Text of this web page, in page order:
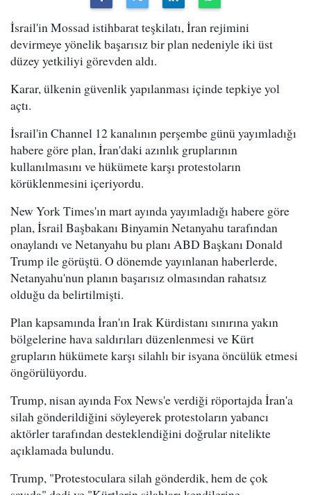
İsrail'in Mossad istihbarat teşkilatı, İran rejimini
devirmeye yönelik başarısız bir plan nedeniyle iki üst
düzey yetkiliyi görevden aldı.
Karar, ülkenin güvenlik yapılanması içinde tepkiye yol
açtı.
İsrail'in Channel 12 kanalının perşembe günü yayımladığı
habere göre plan, İran'daki azınlık gruplarının
kullanılmasını ve hükümete karşı protestoların
körüklenmesini içeriyordu.
New York Times'ın mart ayında yayımladığı habere göre
plan, İsrail Başbakanı Binyamin Netanyahu tarafından
onaylandı ve Netanyahu bu planı ABD Başkanı Donald
Trump ile görüştü. O dönemde yayınlanan haberlerde,
Netanyahu'nun planın başarısız olmasından rahatsız
olduğu da belirtilmişti.
Plan kapsamında İran'ın Irak Kürdistanı sınırına yakın
bölgelerine hava saldırıları düzenlenmesi ve Kürt
grupların hükümete karşı silahlı bir isyana öncülük etmesi
öngörülüyordu.
Trump, nisan ayında Fox News'e verdiği röportajda İran'a
silah gönderildiğini söyleyerek protestoların yabancı
aktörler tarafından desteklendiğini doğrular nitelikte
açıklamada bulundu.
Trump, "Protestoculara silah gönderdik, hem de çok